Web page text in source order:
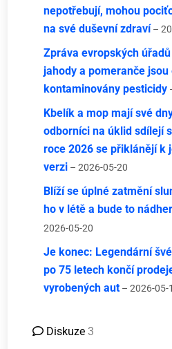
nepotřebují, mohou
na své duševní zdraví –
Zpráva evropských
jahody a pomeranče
kontaminovány pesticidy
Kbelík a mop mají své
odborníci na úklid sdílejí
roce 2026 se přiklánějí k
verzi – 2026-05-20
Blíží se úplné zatmění
ho v létě a bude to
2026-05-20
Je konec: Legendární
po 75 letech končí
vyrobených aut – 2026-05-
Diskuze 3